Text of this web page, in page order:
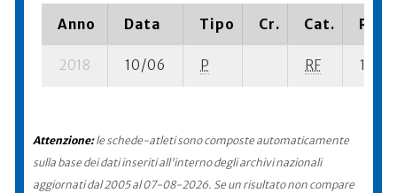
Anno Data Tipo Cr. Cat.
2018 10/06 P RF 1 su- 1
Attenzione:le schede-atleti sono composte automaticamente
sulla base dei dati inseriti all'interno degli archivi nazionali
aggiornati dal 2005 al 07-08-2026. Se un risultato non compare